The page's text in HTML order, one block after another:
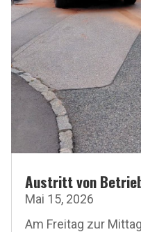
Austritt von
Mai 15, 2026
Am Freitag zur